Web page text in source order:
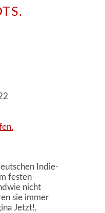
Indie-
festen
nicht
sie immer
Jetzt!,